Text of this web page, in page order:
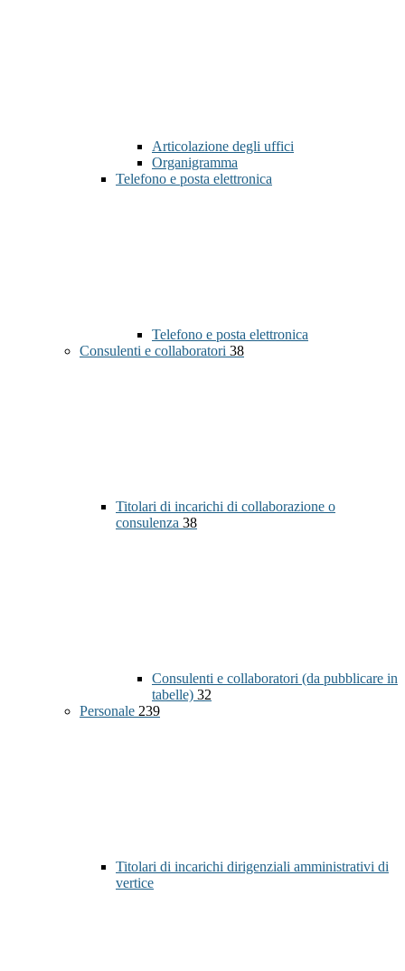
Articolazione degli uffici
Organigramma
Telefono e posta elettronica
Telefono e posta elettronica
Consulenti e collaboratori 38
Titolari di incarichi di collaborazione o
consulenza 38
Consulenti e collaboratori (da pubblicare in
tabelle) 32
Personale 239
Titolari di incarichi dirigenziali amministrativi di
vertice